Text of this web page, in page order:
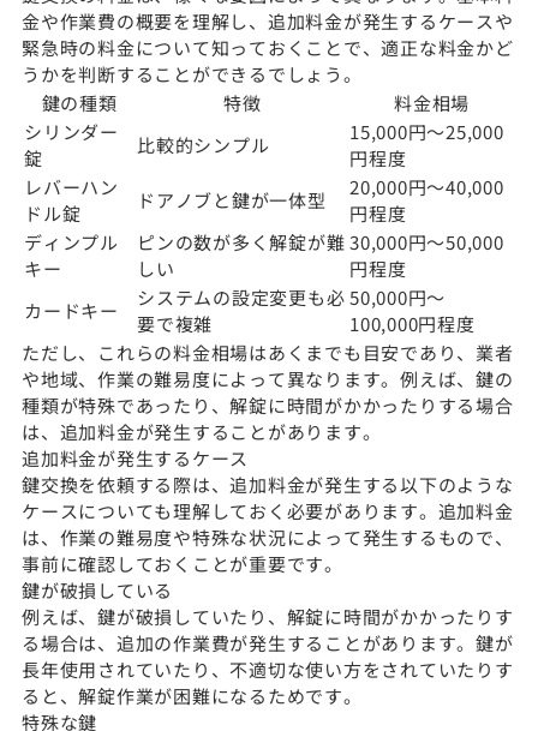
金や作業費の概要を理解し、追加料金が発生するケースや
緊急時の料金について知っておくことで、適正な料金かど
うかを判断することができるでしょう。
鍵の種類
特徴
料金相場
シリンダー
錠
比較的シンプル
15,000円〜25,000
円程度
レバーハン
ドル錠
ドアノブと鍵が一体型
20,000円〜40,000
円程度
ディンプル
キー
ピンの数が多く解錠が難
しい
30,000円〜50,000
円程度
カードキー
システムの設定変更も必
要で複雑
50,000円〜
100,000円程度
ただし、これらの料金相場はあくまでも目安であり、業者
や地域、作業の難易度によって異なります。例えば、鍵の
種類が特殊であったり、解錠に時間がかかったりする場合
は、追加料金が発生することがあります。
追加料金が発生するケース
鍵交換を依頼する際は、追加料金が発生する以下のような
ケースについても理解しておく必要があります。追加料金
は、作業の難易度や特殊な状況によって発生するもので、
事前に確認しておくことが重要です。
鍵が破損している
例えば、鍵が破損していたり、解錠に時間がかかったりす
る場合は、追加の作業費が発生することがあります。鍵が
長年使用されていたり、不適切な使い方をされていたりす
ると、解錠作業が困難になるためです。
特殊な鍵